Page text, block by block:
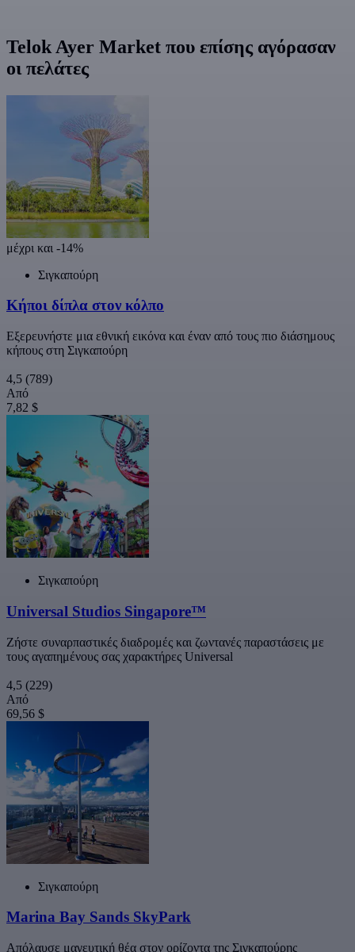
Telok Ayer Market που επίσης αγόρασαν
οι πελάτες
μέχρι και -14%
Σιγκαπούρη
Κήποι δίπλα στον κόλπο
Εξερευνήστε μια εθνική εικόνα και έναν από τους πιο διάσημους
κήπους στη Σιγκαπούρη
4,5 (789)
Από
7,82 $
Σιγκαπούρη
Universal Studios Singapore™
Ζήστε συναρπαστικές διαδρομές και ζωντανές παραστάσεις με
τους αγαπημένους σας χαρακτήρες Universal
4,5 (229)
Από
69,56 $
Σιγκαπούρη
Marina Bay Sands SkyPark
Απόλαυσε μαγευτική θέα στον ορίζοντα της Σιγκαπούρης